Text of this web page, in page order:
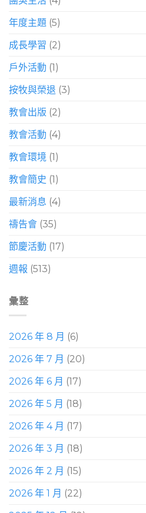
年度主題 (5)
成長學習 (2)
戶外活動 (1)
按牧與榮退 (3)
教會出版 (2)
教會活動 (4)
教會環境 (1)
教會簡史 (1)
最新消息 (4)
禱告會 (35)
節慶活動 (17)
週報 (513)
彙整
2026 年 8 月 (6)
2026 年 7 月 (20)
2026 年 6 月 (17)
2026 年 5 月 (18)
2026 年 4 月 (17)
2026 年 3 月 (18)
2026 年 2 月 (15)
2026 年 1 月 (22)